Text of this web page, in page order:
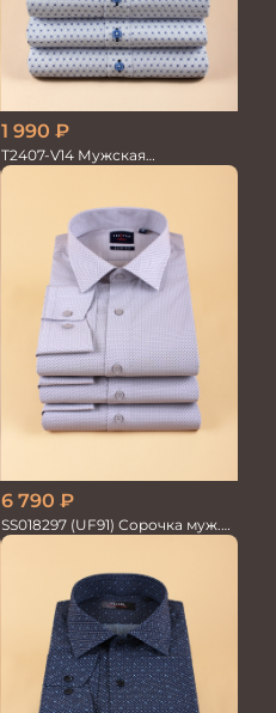
1 990 ₽
T2407-V14 Мужская
текстильная рубашка /
6 790 ₽
SS018297 (UF91) Сорочка муж.
GROSTYLE TRENDY